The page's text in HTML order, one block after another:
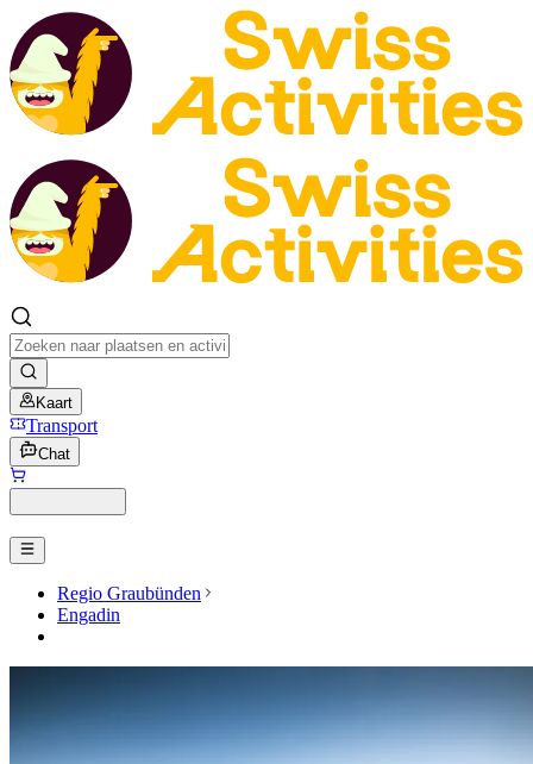
Kaart
Transport
Chat
Regio Graubünden
Engadin